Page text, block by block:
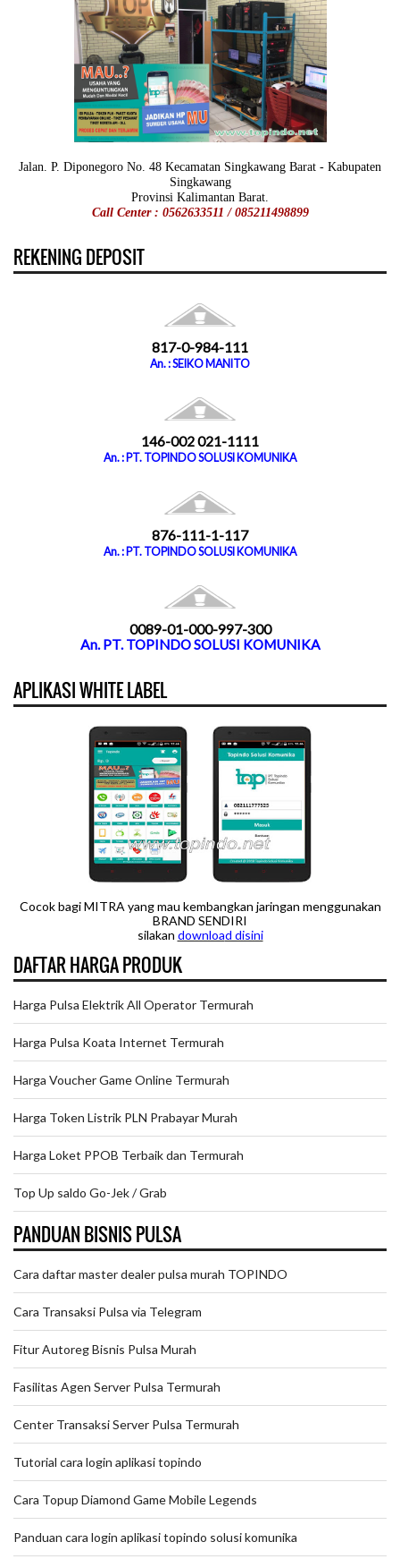
Jalan. P. Diponegoro No. 48 Kecamatan Singkawang Barat - Kabupaten
Singkawang
Provinsi Kalimantan Barat.
Call Center : 0562633511 / 085211498899
REKENING DEPOSIT
817-0-984-111
An. : SEIKO MANITO
146-002 021-1111
An. : PT. TOPINDO SOLUSI KOMUNIKA
876-111-1-117
An. : PT. TOPINDO SOLUSI KOMUNIKA
0089-01-000-997-300
An. PT. TOPINDO SOLUSI KOMUNIKA
APLIKASI WHITE LABEL
Cocok bagi MITRA yang mau kembangkan jaringan menggunakan
BRAND SENDIRI
silakan download disini
DAFTAR HARGA PRODUK
Harga Pulsa Elektrik All Operator Termurah
Harga Pulsa Koata Internet Termurah
Harga Voucher Game Online Termurah
Harga Token Listrik PLN Prabayar Murah
Harga Loket PPOB Terbaik dan Termurah
Top Up saldo Go-Jek / Grab
PANDUAN BISNIS PULSA
Cara daftar master dealer pulsa murah TOPINDO
Cara Transaksi Pulsa via Telegram
Fitur Autoreg Bisnis Pulsa Murah
Fasilitas Agen Server Pulsa Termurah
Center Transaksi Server Pulsa Termurah
Tutorial cara login aplikasi topindo
Cara Topup Diamond Game Mobile Legends
Panduan cara login aplikasi topindo solusi komunika